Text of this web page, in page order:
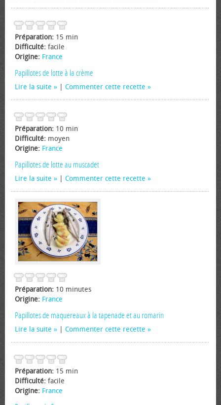
Préparation: 15 min
Difficulté: facile
Origine: France
Papillotes de lotte à la crème
Lire la suite Commenter cette recette
Préparation: 10 min
Difficulté: moyen
Origine: France
Papillotes de lotte au muscadet
Lire la suite Commenter cette recette
Préparation: 10 minutes
Origine: France
Papillotes de maquereaux à la tapenade et au romarin
Lire la suite Commenter cette recette
Préparation: 15 min
Difficulté: facile
Origine: France